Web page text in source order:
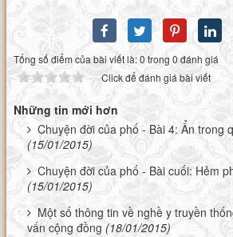
Tổng số điểm của bài viết là: 0 trong 0 đánh giá
Click để đánh giá bài viết
Những tin mới hơn
Chuyện đời của phố - Bài 4: Ẩn trong
(15/01/2015)
Chuyện đời của phố - Bài cuối: Hẻm
(15/01/2015)
Một số thông tin về nghề y truyền
vấn cộng đồng (18/01/2015)